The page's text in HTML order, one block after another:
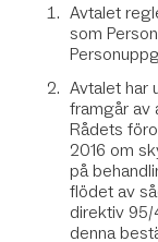
Avtalet
som
Avtalet har
framgår av
Rådets
2016 om
på
flödet av
direktiv 95/
denna